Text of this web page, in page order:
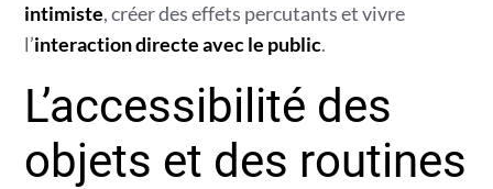
intimiste, créer des effets percutants et vivre
l’interaction directe avec le public.
L’accessibilité des
objets et des routines